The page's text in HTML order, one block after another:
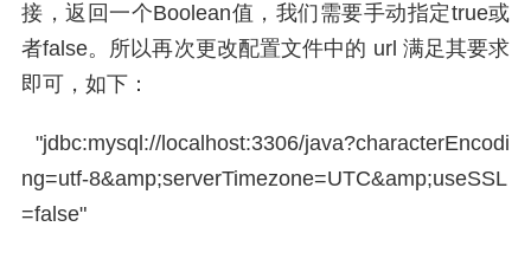
接，返回一个Boolean值，我们需要手动指定true或
者false。所以再次更改配置文件中的 url 满足其要求
即可，如下：
"jdbc:mysql://localhost:3306/java?characterEncodi
ng=utf-8&amp;serverTimezone=UTC&amp;useSSL
=false"